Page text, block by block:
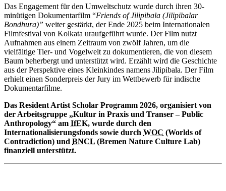
Das Engagement für den Umweltschutz wurde durch ihren 30-
minütigen Dokumentarfilm “Friends of Jilipibala (Jilipibalar
Bondhura)” weiter gestärkt, der Ende 2025 beim Internationalen
Filmfestival von Kolkata uraufgeführt wurde. Der Film nutzt
Aufnahmen aus einem Zeitraum von zwölf Jahren, um die
vielfältige Tier- und Vogelwelt zu dokumentieren, die von diesem
Baum beherbergt und unterstützt wird. Erzählt wird die Geschichte
aus der Perspektive eines Kleinkindes namens Jilipibala. Der Film
erhielt einen Sonderpreis der Jury im Wettbewerb für indische
Dokumentarfilme.
Das Resident Artist Scholar Programm 2026, organisiert von
der Arbeitsgruppe „Kultur in Praxis und Transer –Public
Anthropology“ am IfEK, wurde durch den
Internationalisierungsfonds sowie durch WOC (Worlds of
Contradiction) und BNCL (Bremen Nature Culture Lab)
finanziell unterstützt.